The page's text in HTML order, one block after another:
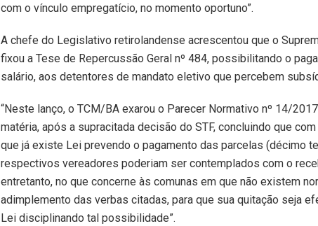
com o vínculo empregatício, no momento oportuno”.
A chefe do Legislativo retirolandense acrescentou que o
fixou a Tese de Repercussão Geral nº 484, possibilitando o
salário, aos detentores de mandato eletivo que percebem
“Neste lanço, o TCM/BA exarou o Parecer Normativo nº 14/
matéria, após a supracitada decisão do STF, concluindo que
que já existe Lei prevendo o pagamento das parcelas (décimo
respectivos vereadores poderiam ser contemplados com o
entretanto, no que concerne às comunas em que não existem
adimplemento das verbas citadas, para que sua quitação seja
Lei disciplinando tal possibilidade”.